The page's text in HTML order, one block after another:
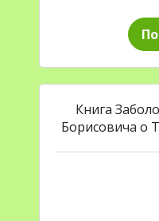
Книга
Борисовича о